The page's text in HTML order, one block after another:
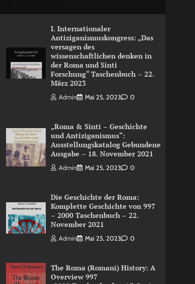
I. Internationaler
Antiziganismuskongress: „Das
versagen des
wissenschaftlichen denken in
der Roma und Sinti
Forschung“ Taschenbuch – 22.
März 2023
Admin Mai 25, 2023 0
„Roma & Sinti – Geschichte
und Antiziganismus“:
Ausstellungskatalog Gebundene
Ausgabe – 18. November 2021
Admin Mai 25, 2023 0
Die Geschichte der Roma:
Komplette Geschichte von 997
– 2000 Taschenbuch – 22.
November 2021
Admin Mai 25, 2023 0
The Roma (Romani) History: A
Overview 997